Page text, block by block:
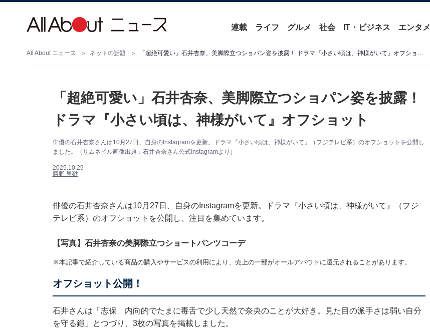
連載 ライフ グルメ 社会 IT・ビジネス エンタメ
All About ニュース ネットの話題 「超絶可愛い」石井杏奈、美脚際立つショパン姿を披露！ ドラマ『小さい頃は、神様がいて』オフショット
「超絶可愛い」石井杏奈、美脚際立つショパン姿を披露！
ドラマ『小さい頃は、神様がいて』オフショット
俳優の石井杏奈さんは10月27日、自身のInstagramを更新。ドラマ『小さい頃は、神様がいて』（フジテレビ系）のオフショットを公開し
ました。（サムネイル画像出典：石井杏奈さん公式Instagramより）
2025.10.29
勝野 里砂
俳優の石井杏奈さんは10月27日、自身のInstagramを更新。ドラマ『小さい頃は、神様がいて』（フジ
テレビ系）のオフショットを公開し、注目を集めています。
【写真】石井杏奈の美脚際立つショートパンツコーデ
※本記事で紹介している商品の購入やサービスの利用により、売上の一部がオールアバウトに還元されることがあります。
オフショット公開！
石井さんは「志保 内向的でたまに毒舌で少し天然で奈央のことが大好き。見た目の派手さは弱い自分
を守る鎧」とつづり、3枚の写真を掲載しました。